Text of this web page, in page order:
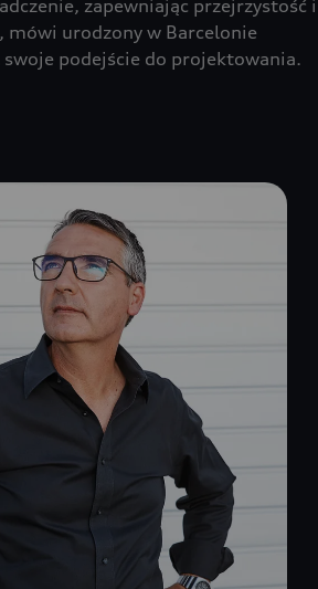
zapewniając przejrzystość i
mówi urodzony w Barcelonie
swoje podejście do projektowania.